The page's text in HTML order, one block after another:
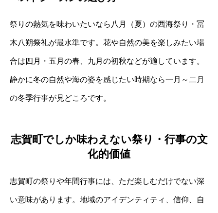
祭りの熱気を味わいたいなら八月（夏）の西海祭り・冨
木八朔祭礼が最水準です。花や自然の美を楽しみたい場
合は四月・五月の春、九月の初秋などが適しています。
静かに冬の自然や海の姿を感じたい時期なら一月～二月
の冬季行事が見どころです。
志賀町でしか味わえない祭り・行事の文
化的価値
志賀町の祭りや年間行事には、ただ楽しむだけでない深
い意味があります。地域のアイデンティティ、信仰、自